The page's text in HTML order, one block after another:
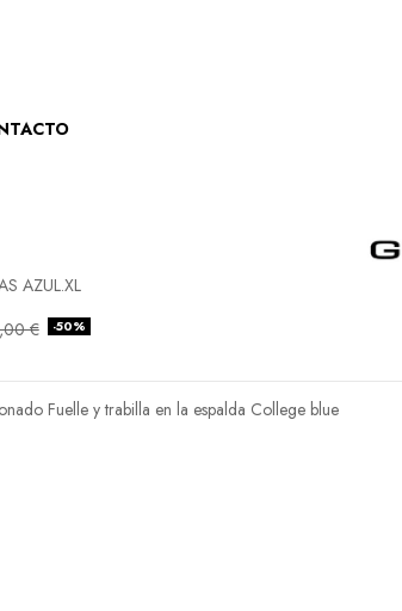
AZUL.XL
€ -50%
Fuelle y trabilla en la espalda College blue